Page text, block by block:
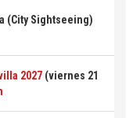
(City Sightseeing)
2027 (viernes 21